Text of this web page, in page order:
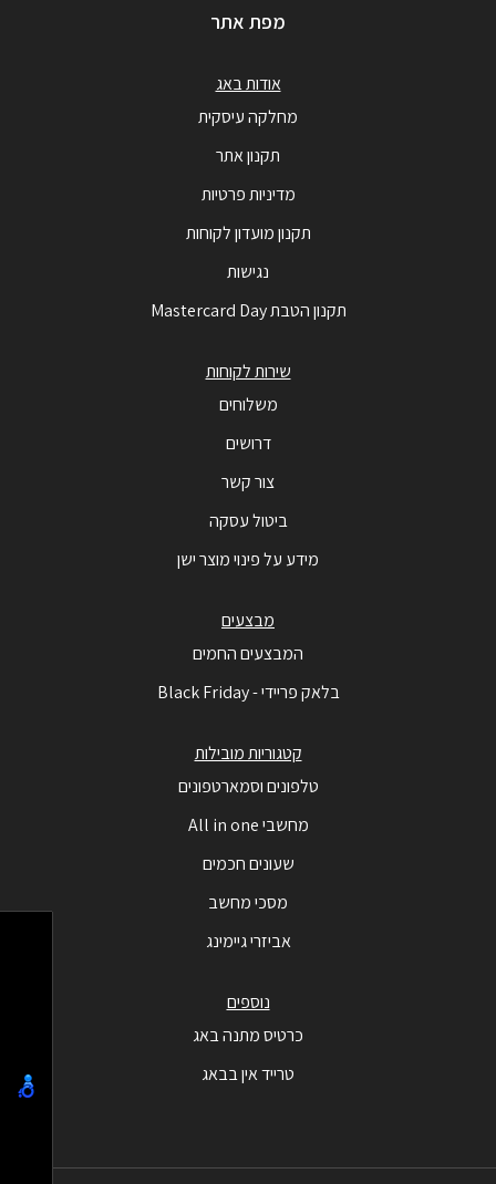
מפת אתר
אודות באג
מחלקה עיסקית
תקנון אתר
מדיניות פרטיות
תקנון מועדון לקוחות
נגישות
תקנון הטבת Mastercard Day
שירות לקוחות
משלוחים
דרושים
צור קשר
ביטול עסקה
מידע על פינוי מוצר ישן
מבצעים
המבצעים החמים
בלאק פריידי - Black Friday
קטגוריות מובילות
טלפונים וסמארטפונים
מחשבי All in one
שעונים חכמים
מסכי מחשב
אביזרי גיימינג
נוספים
כרטיס מתנה באג
טרייד אין בבאג